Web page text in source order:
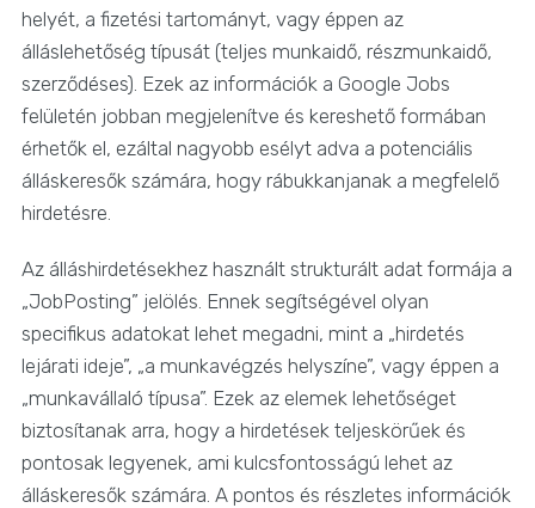
helyét, a fizetési tartományt, vagy éppen az
álláslehetőség típusát (teljes munkaidő, részmunkaidő,
szerződéses). Ezek az információk a Google Jobs
felületén jobban megjelenítve és kereshető formában
érhetők el, ezáltal nagyobb esélyt adva a potenciális
álláskeresők számára, hogy rábukkanjanak a megfelelő
hirdetésre.
Az álláshirdetésekhez használt strukturált adat formája a
„JobPosting” jelölés. Ennek segítségével olyan
specifikus adatokat lehet megadni, mint a „hirdetés
lejárati ideje”, „a munkavégzés helyszíne”, vagy éppen a
„munkavállaló típusa”. Ezek az elemek lehetőséget
biztosítanak arra, hogy a hirdetések teljeskörűek és
pontosak legyenek, ami kulcsfontosságú lehet az
álláskeresők számára. A pontos és részletes információk